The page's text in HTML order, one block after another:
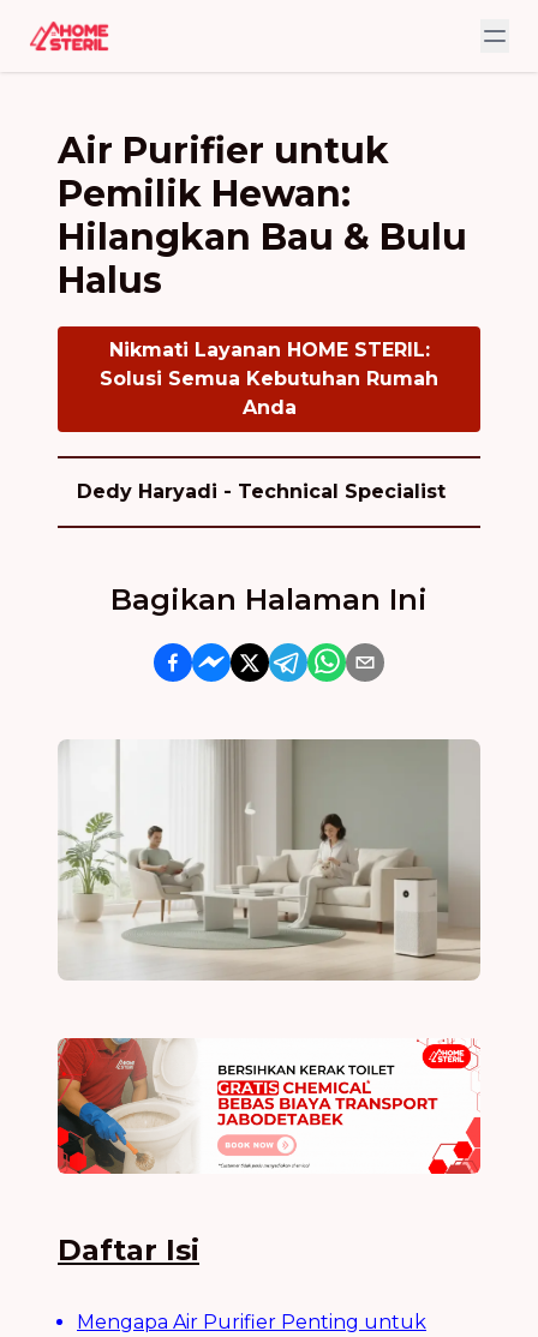
Air Purifier untuk
Pemilik Hewan:
Hilangkan Bau & Bulu
Halus
Nikmati Layanan HOME STERIL:
Solusi Semua Kebutuhan Rumah
Anda
Dedy Haryadi - Technical Specialist
Bagikan Halaman Ini
Daftar Isi
Mengapa Air Purifier Penting untuk